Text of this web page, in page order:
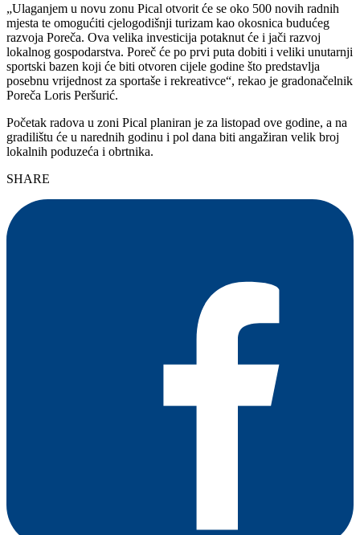
„Ulaganjem u novu zonu Pical otvorit će se oko 500 novih radnih
mjesta te omogućiti cjelogodišnji turizam kao okosnica budućeg
razvoja Poreča. Ova velika investicija potaknut će i jači razvoj
lokalnog gospodarstva. Poreč će po prvi puta dobiti i veliki unutarnji
sportski bazen koji će biti otvoren cijele godine što predstavlja
posebnu vrijednost za sportaše i rekreativce“, rekao je gradonačelnik
Poreča Loris Peršurić.
Početak radova u zoni Pical planiran je za listopad ove godine, a na
gradilištu će u narednih godinu i pol dana biti angažiran velik broj
lokalnih poduzeća i obrtnika.
SHARE